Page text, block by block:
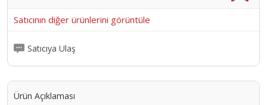
Satıcının diğer ürünlerini görüntüle
Satıcıya Ulaş
Ürün Açıklaması